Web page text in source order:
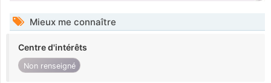
Mieux me connaître
Centre d'intérêts
Non renseigné